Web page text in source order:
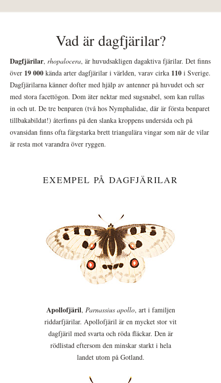
Vad är dagfjärilar?
Dagfjärilar, rhopalocera, är huvudsakligen dagaktiva fjärilar. Det finns
över 19 000 kända arter dagfjärilar i världen, varav cirka 110 i Sverige.
Dagfjärilarna känner dofter med hjälp av antenner på huvudet och ser
med stora facettögon. Dom äter nektar med sugsnabel, som kan rullas
in och ut. De tre benparen (två hos Nymphalidae, där är första benparet
tillbakabildat!) återfinns på den slanka kroppens undersida och på
ovansidan finns ofta färgstarka brett triangulära vingar som när de vilar
är resta mot varandra över ryggen.
EXEMPEL PÅ DAGFJÄRILAR
Apollofjäril, Parnassius apollo, art i familjen
riddarfjärilar. Apollofjäril är en mycket stor vit
dagfjäril med svarta och röda fläckar. Den är
rödlistad eftersom den minskar starkt i hela
landet utom på Gotland.